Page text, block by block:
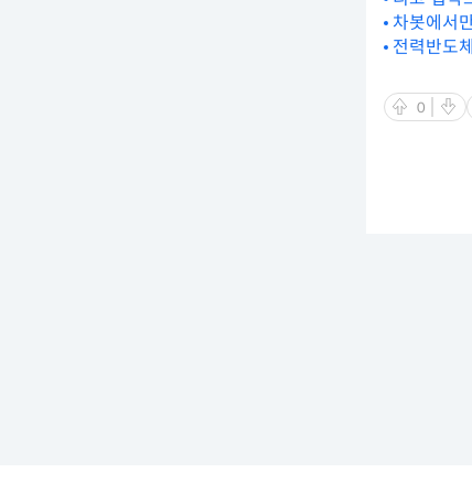
차봇에서
전력반도
0